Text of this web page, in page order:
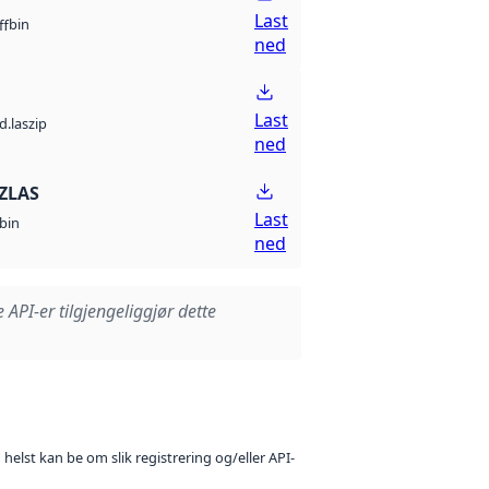
bin
Last
ned
Last
ned
bin
Last
ned
API-er tilgjengeliggjør dette
kan be om slik registrering og/eller API-